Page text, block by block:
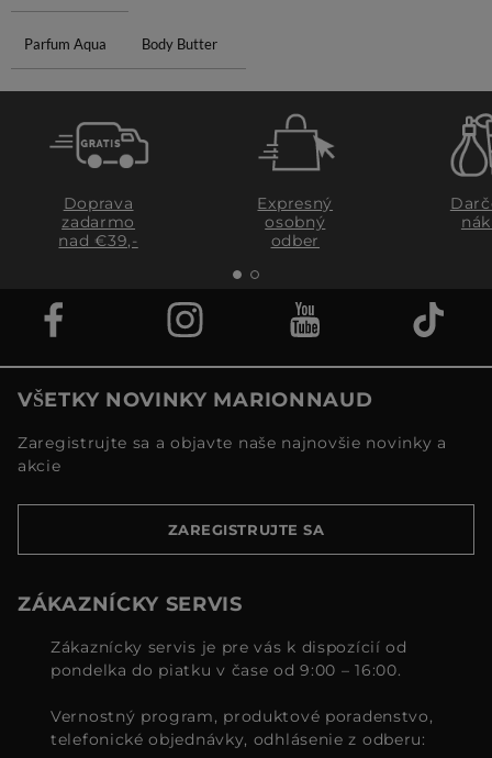
Parfum Aqua Body Butter
Doprava
zadarmo
nad €39,-
Expresný
osobný
odber
VŠETKY NOVINKY MARIONNAUD
Zaregistrujte sa a objavte naše najnovšie novinky a
akcie
ZAREGISTRUJTE SA
ZÁKAZNÍCKY SERVIS
Zákaznícky servis je pre vás k dispozícií od
pondelka do piatku v čase od 9:00 – 16:00.
Vernostný program, produktové poradenstvo,
telefonické objednávky, odhlásenie z odberu: